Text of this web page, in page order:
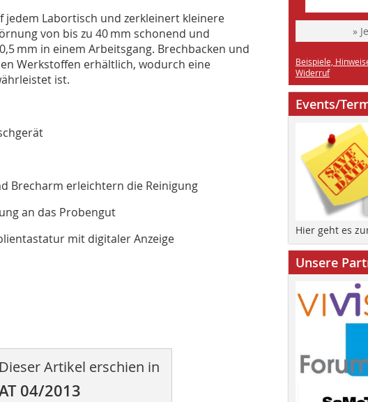
jedem Labortisch und zerkleinert kleinere
von bis zu 40 mm schonend und
mm in einem Arbeitsgang. Brechbacken und
Werkstoffen erhältlich, wodurch eine
ist.
Brecharm erleichtern die Reinigung
an das Probengut
mit digitaler Anzeige
Dieser Artikel erschien in
04/2013
»
Beispiele,
Widerruf
Events/
Hier geht es
Unsere